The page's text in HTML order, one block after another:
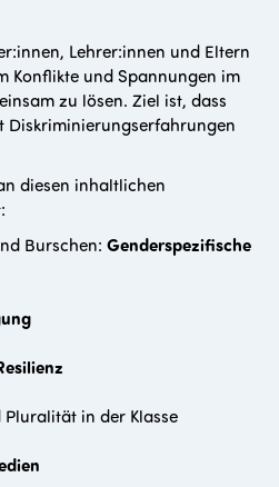
Lehrer:innen und Eltern
Konflikte und Spannungen im
zu lösen. Ziel ist, dass
Diskriminierungserfahrungen
diesen inhaltlichen
Burschen: Genderspezifische
in der Klasse